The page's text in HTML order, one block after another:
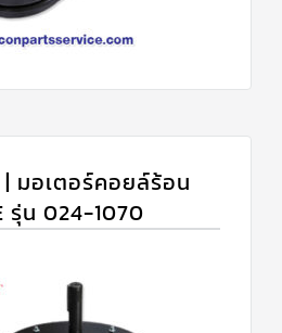
| มอเตอร์คอยล์ร้อน
รุ่น 024-1070